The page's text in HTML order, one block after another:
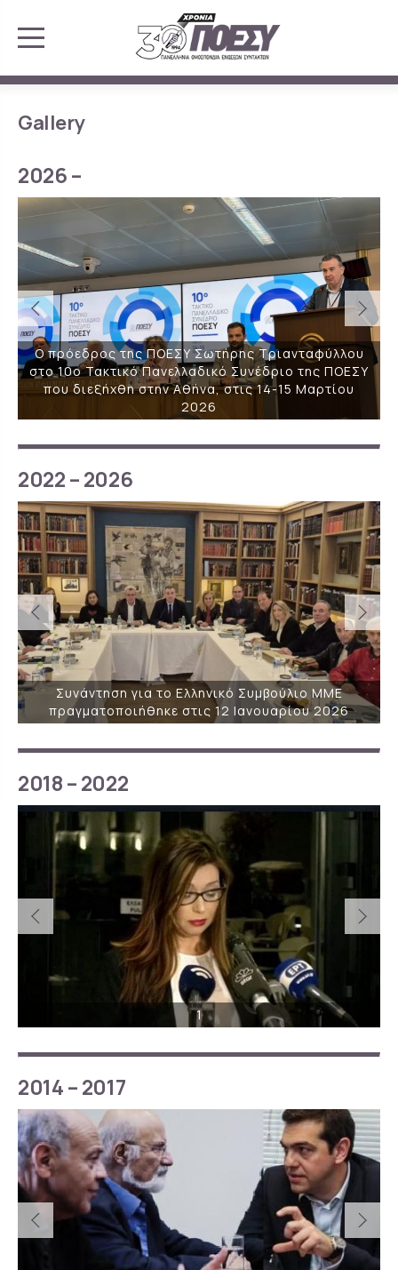
Gallery
2026 –
Ο πρόεδρος της ΠΟΕΣΥ Σωτήρης Τριανταφύλλου
στο 10ο Τακτικό Πανελλαδικό Συνέδριο της ΠΟΕΣΥ
που διεξήχθη στην Αθήνα, στις 14-15 Μαρτίου
2026
2022 – 2026
Συνάντηση για το Ελληνικό Συμβούλιο ΜΜΕ
πραγματοποιήθηκε στις 12 Ιανουαρίου 2026
2018 – 2022
1
2014 – 2017